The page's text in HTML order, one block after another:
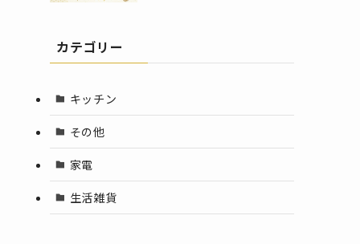
カテゴリー
キッチン
その他
家電
生活雑貨